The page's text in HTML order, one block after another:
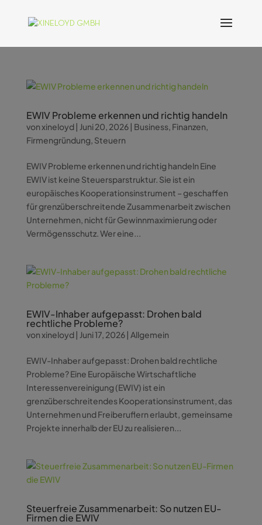
EWIV Probleme erkennen und richtig handeln
vonxineloyd| Juni 20, 2026| Business, Finanzen,
Firmengründung, Steuern
EWIV Probleme erkennen und richtig handeln Eine
EWIV ist keine Steuersparstruktur. Sie ist ein
europäisches Kooperationsinstrument – geschaffen
für grenzüberschreitende Zusammenarbeit zwischen
Unternehmen, nicht für Gewinnmaximierung oder
Vermögensschutz. Wer eine...
EWIV-Inhaber aufgepasst: Drohen bald
rechtliche Probleme?
vonxineloyd| Juni 17, 2026| Allgemein
EWIV-Inhaber aufgepasst: Drohen bald rechtliche
Probleme? Eine Europäische Wirtschaftliche
Interessenvereinigung (EWIV) ist ein
grenzüberschreitendes Kooperationsinstrument, das
Unternehmen und Freiberuflern erlaubt, gemeinsame
Projekte innerhalb der EU zu realisieren...
Steuerfreie Zusammenarbeit: So nutzen EU-
Firmen die EWIV